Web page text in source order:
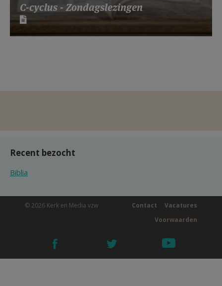
C-cyclus - Zondagslezingen
Recent bezocht
Biblia
© 2026 Kerk en Media vzw Vacatures
Contact
Voorwaarden